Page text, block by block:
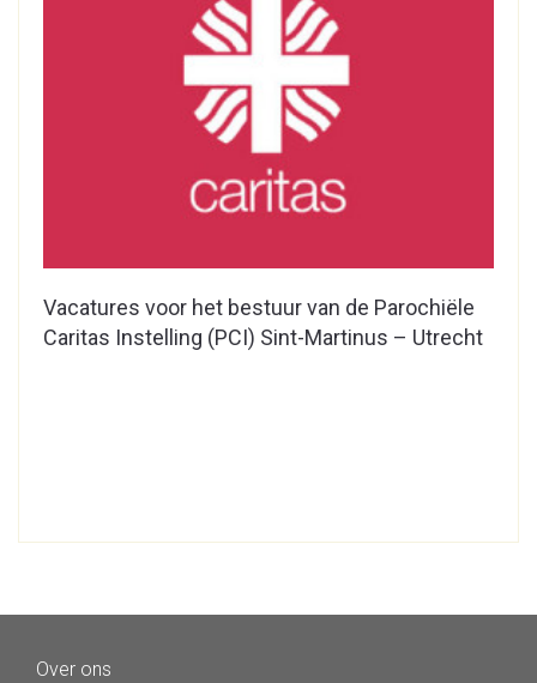
Vacatures voor het bestuur van de Parochiële
Caritas Instelling (PCI) Sint-Martinus – Utrecht
Over ons